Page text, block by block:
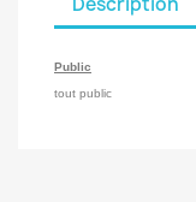
Public
tout public